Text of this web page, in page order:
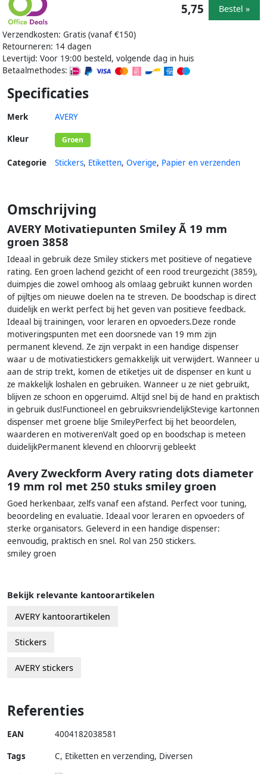
Verzendkosten: Gratis (vanaf €150)
Retourneren: 14 dagen
Levertijd: Voor 19:00 besteld, volgende dag in huis
Betaalmethodes:
5,75 Bestel »
Specificaties
Merk AVERY
Kleur Groen
Categorie Stickers, Etiketten, Overige, Papier en verzenden
Omschrijving
AVERY Motivatiepunten Smiley Ã 19 mm
groen 3858
Ideaal in gebruik deze Smiley stickers met positieve of negatieve
rating. Een groen lachend gezicht of een rood treurgezicht (3859),
duimpjes die zowel omhoog als omlaag gebruikt kunnen worden
of pijltjes om nieuwe doelen na te streven. De boodschap is direct
duidelijk en werkt perfect bij het geven van positieve feedback.
Ideaal bij trainingen, voor leraren en opvoeders.Deze ronde
motiveringspunten met een doorsnede van 19 mm zijn
permanent klevend. Ze zijn verpakt in een handige dispenser
waar u de motivatiestickers gemakkelijk uit verwijdert. Wanneer u
aan de strip trekt, komen de etiketjes uit de dispenser en kunt u
ze makkelijk loshalen en gebruiken. Wanneer u ze niet gebruikt,
blijven ze schoon en opgeruimd. Altijd snel bij de hand en praktisch
in gebruik dus!Functioneel en gebruiksvriendelijkStevige kartonnen
dispenser met groene blije SmileyPerfect bij het beoordelen,
waarderen en motiverenValt goed op en boodschap is meteen
duidelijkPermanent klevend en chloorvrij gebleekt
Avery Zweckform Avery rating dots diameter
19 mm rol met 250 stuks smiley groen
Goed herkenbaar, zelfs vanaf een afstand. Perfect voor tuning,
beoordeling en evaluatie. Ideaal voor leraren en opvoeders of
sterke organisators. Geleverd in een handige dispenser:
eenvoudig, praktisch en snel. Rol van 250 stickers.
smiley groen
Bekijk relevante kantoorartikelen
AVERY kantoorartikelen
Stickers
AVERY stickers
Referenties
EAN 4004182038581
Tags
C, Etiketten en verzending, Diversen